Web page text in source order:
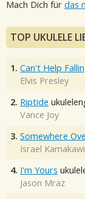
Mach Dich für das
TOP UKULELE
1. Can't Help
Elvis Presley
2. Riptide
Vance Joy
3. Somewhere
Israel
4. I'm Yours
Jason Mraz